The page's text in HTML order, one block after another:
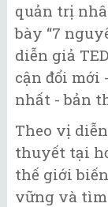
quản trị
bày “7
diễn giả
cận đổi mới
nhất - bản
Theo vị
thuyết tại
thế giới
vững và